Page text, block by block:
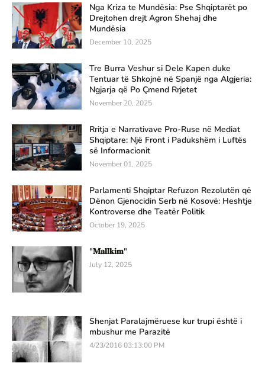
Nga Kriza te Mundësia: Pse Shqiptarët po
Drejtohen drejt Agron Shehaj dhe
Mundësia
December 10, 2025
Tre Burra Veshur si Dele Kapen duke
Tentuar të Shkojnë në Spanjë nga Algjeria:
Ngjarja që Po Çmend Rrjetet
November 20, 2025
Rritja e Narrativave Pro-Ruse në Mediat
Shqiptare: Një Front i Padukshëm i Luftës
së Informacionit
November 01, 2025
Parlamenti Shqiptar Refuzon Rezolutën që
Dënon Gjenocidin Serb në Kosovë: Heshtje
Kontroverse dhe Teatër Politik
October 19, 2025
"𝐌𝐚𝐥𝐥𝐤𝐢𝐦"
July 12, 2025
Shenjat Paralajmëruese kur trupi është i
mbushur me Parazitë
4/23/2016 03:13:00 PM